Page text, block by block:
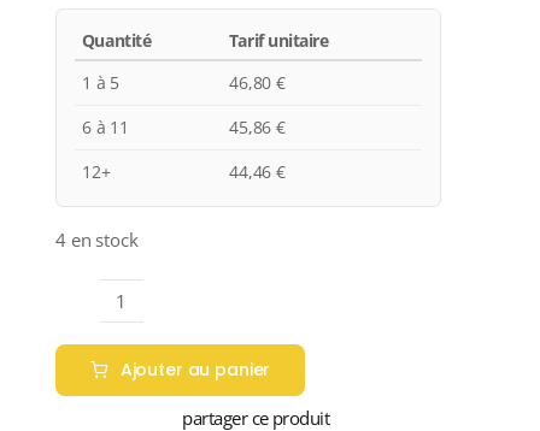
Quantité
Tarif unitaire
1 à 5
46,80€
6 à 11
45,86€
12+
44,46€
4 en stock
quantité
de
POL
ROGER
Ajouter au panier
partager ce produit